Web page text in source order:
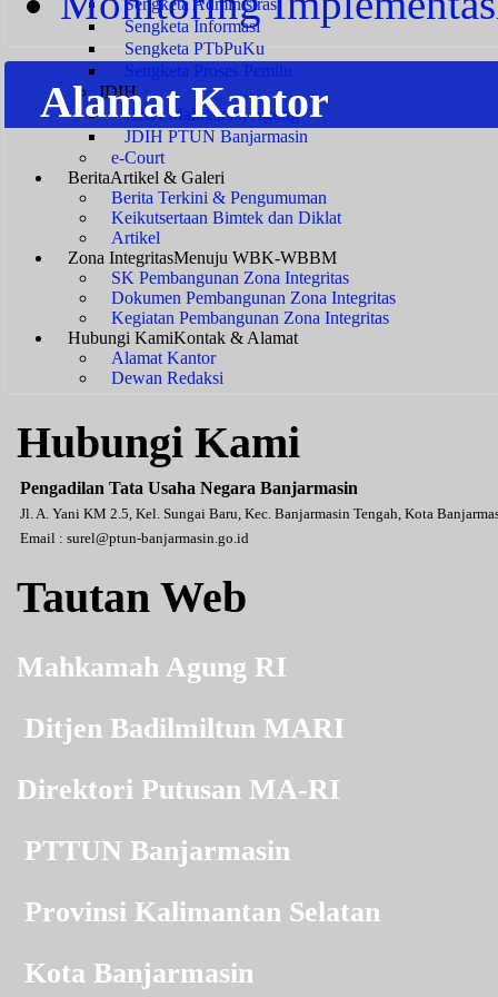
Sengketa Administrasi
Sengketa Informasi
Sengketa PTbPuKu
Sengketa Proses Pemilu
JDIH
JDIH Mahkamah Agung
JDIH PTUN Banjarmasin
e-Court
BeritaArtikel & Galeri
Berita Terkini & Pengumuman
Keikutsertaan Bimtek dan Diklat
Artikel
Zona IntegritasMenuju WBK-WBBM
SK Pembangunan Zona Integritas
Dokumen Pembangunan Zona Integritas
Kegiatan Pembangunan Zona Integritas
Hubungi KamiKontak & Alamat
Alamat Kantor
Dewan Redaksi
Alamat Kantor
Hubungi Kami
Pengadilan Tata Usaha Negara Banjarmasin
Jl. A. Yani KM 2.5, Kel. Sungai Baru, Kec. Banjarmasin Tengah, Kota
Email : surel@ptun-banjarmasin.go.id
Tautan Web
Mahkamah Agung RI
Ditjen Badilmiltun MARI
Direktori Putusan MA-RI
PTTUN Banjarmasin
Provinsi Kalimantan Selatan
Kota Banjarmasin